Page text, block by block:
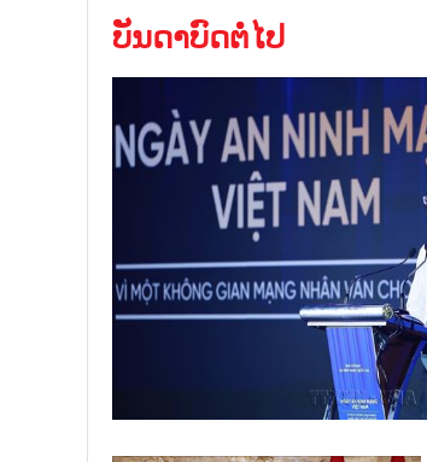
ບັນດາບົດຕໍ່ໄປ